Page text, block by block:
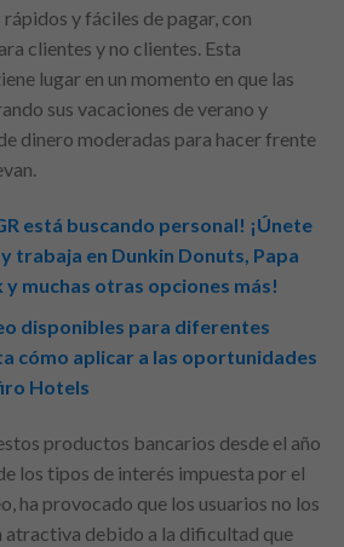
y fáciles de pagar, con
clientes y no clientes. Esta
lugar en un momento en que las
sus vacaciones de verano y
dinero moderadas para hacer frente
está buscando personal! ¡Únete
trabaja en Dunkin Donuts, Papa
y muchas otras opciones más!
disponibles para diferentes
cómo aplicar a las oportunidades
Hotels
productos bancarios desde el año
los tipos de interés impuesta por el
ha provocado que los usuarios no los
atractiva debido a la dificultad que